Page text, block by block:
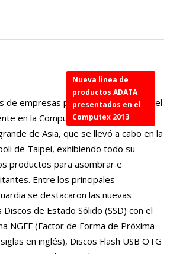
Nueva linea de
productos ADATA
presentados en el
Computex 2013
de empresas provenientes de todo el
en la Computex 2013, la feria de
de Asia, que se llevó a cabo en la
de Taipei, exhibiendo todo su
productos para asombrar e
Entre los principales
se destacaron las nuevas
Discos de Estado Sólido (SSD) con el
NGFF (Factor de Forma de Próxima
en inglés), Discos Flash USB OTG